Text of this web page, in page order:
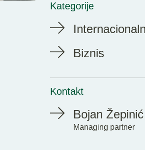
Kategorije
Biznis
Kontakt
Bojan Žepinić
Managing partner